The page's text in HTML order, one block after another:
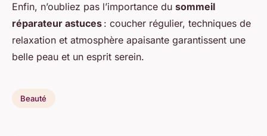
Enfin, n’oubliez pas l’importance du sommeil
réparateur astuces : coucher régulier, techniques de
relaxation et atmosphère apaisante garantissent une
belle peau et un esprit serein.
Beauté